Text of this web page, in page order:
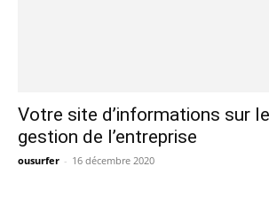
Votre site d’informations sur
gestion de l’entreprise
ousurfer - 16 décembre 2020